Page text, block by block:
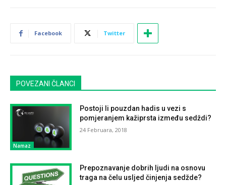
Facebook Twitter
POVEZANI ČLANCI
Namaz
Postoji li pouzdan hadis u vezi s
pomjeranjem kažiprsta između sedždi?
24 Februara, 2018
Prepoznavanje dobrih ljudi na osnovu
traga na čelu usljed činjenja sedžde?